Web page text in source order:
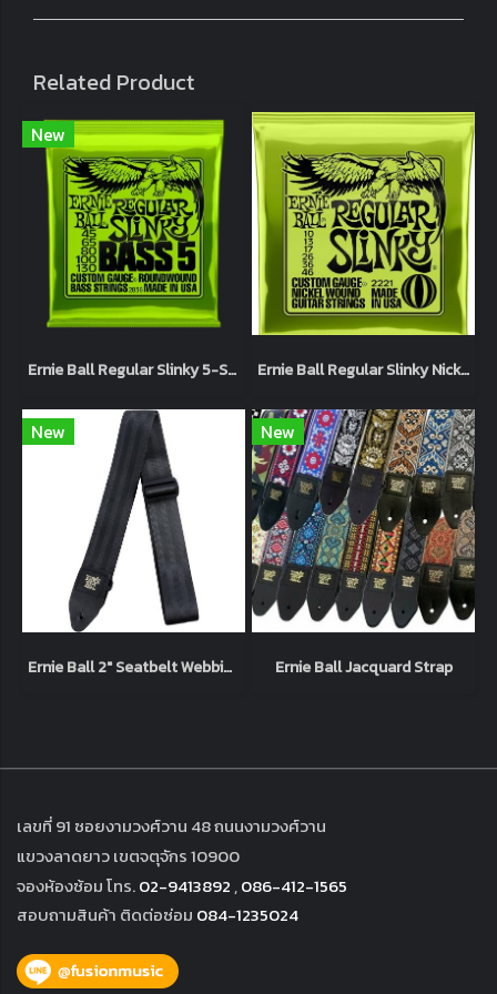
Related Product
New
Ernie Ball Regular Slinky 5-String Nickel Wound Electric Bass Strings 45-130 Ernie Ball Regular Slinky Nickel Wound 10-46
New
Ernie Ball 2" Seatbelt Webbing Strap
New
Ernie Ball Jacquard Strap
เลขที่ 91 ซอยงามวงศ์วาน 48 ถนนงามวงศ์วาน
แขวงลาดยาว เขตจตุจักร 10900
จองห้องซ้อม โทร.02-9413892 ,086-412-1565
สอบถามสินค้า ติดต่อซ่อม 084-1235024